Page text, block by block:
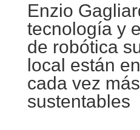
Enzio
tecnología y
de robótica
local están
cada vez más
sustentables